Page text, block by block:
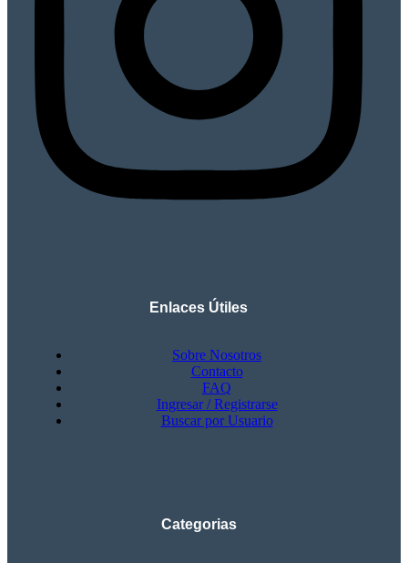
Enlaces Útiles
Sobre Nosotros
Contacto
FAQ
Ingresar / Registrarse
Buscar por Usuario
Categorias